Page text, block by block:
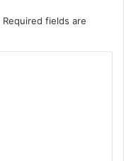
Required fields are